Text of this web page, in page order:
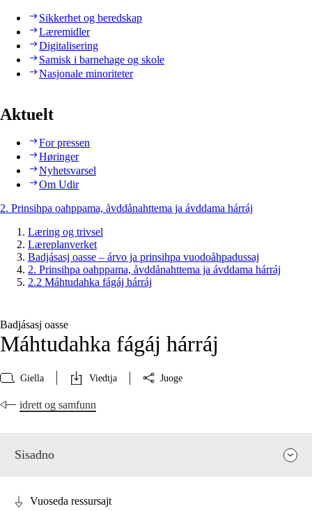
Sikkerhet og beredskap
Læremidler
Digitalisering
Samisk i barnehage og skole
Nasjonale minoriteter
Aktuelt
For pressen
Høringer
Nyhetsvarsel
Om Udir
2. Prinsihpa oahppama, åvddånahttema ja ávddama hárráj
Læring og trivsel
Læreplanverket
Badjásasj oasse – árvo ja prinsihpa vuodoåhpadussaj
2. Prinsihpa oahppama, åvddånahttema ja ávddama hárráj
2.2 Máhtudahka fágáj hárráj
Badjásasj oasse
Máhtudahka fágáj hárráj
Giella Viedtja Juoge
idrett og samfunn
Sisadno
Vuoseda ressursajt